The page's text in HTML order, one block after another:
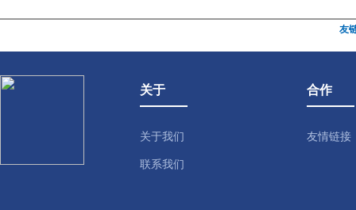
友
关于
关于我们
联系我们
合作
友情链接